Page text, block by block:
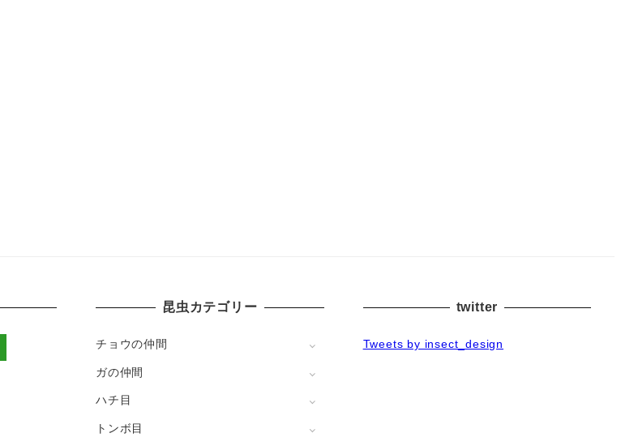
昆虫カテゴリー
チョウの仲間
ガの仲間
ハチ目
トンボ目
twitter
Tweets by insect_design